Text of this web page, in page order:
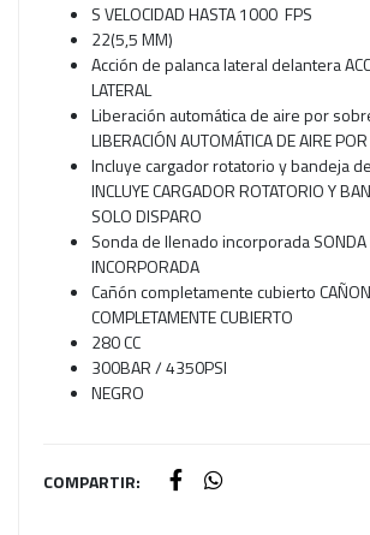
S VELOCIDAD HASTA 1000 FPS
22(5,5 MM)
Acción de palanca lateral delantera
LATERAL
Liberación automática de aire por
LIBERACIÓN AUTOMÁTICA DE AIRE
Incluye cargador rotatorio y bandeja
INCLUYE CARGADOR ROTATORIO Y
SOLO DISPARO
Sonda de llenado incorporada SONDA
INCORPORADA
Cañón completamente cubierto CAÑON
COMPLETAMENTE CUBIERTO
280 CC
300BAR / 4350PSI
NEGRO
COMPARTIR: